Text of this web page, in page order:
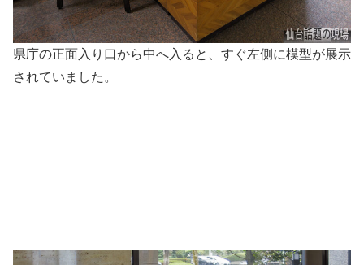
県庁の正面入り口から中へ入ると、すぐ左側に模型が展示
されていました。